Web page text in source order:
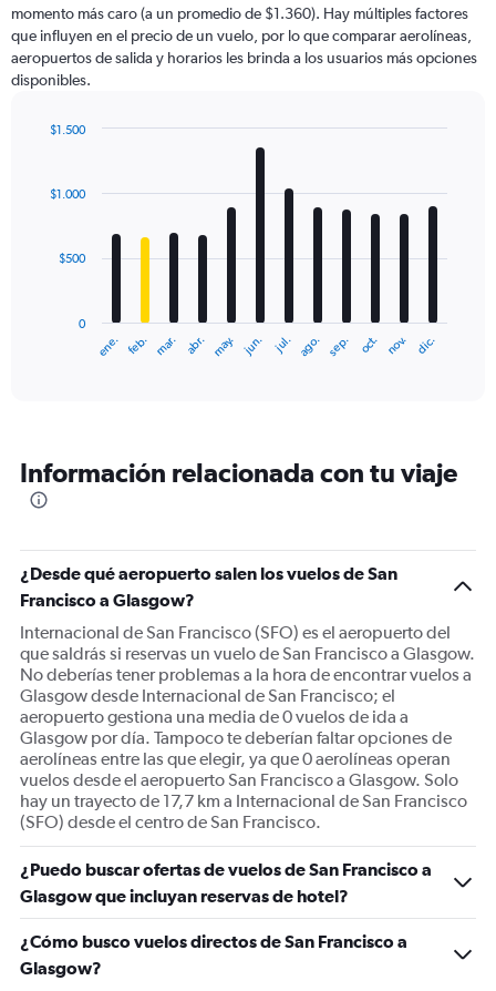
has
1
Y
axis
values.
to
momento más caro (a un promedio de $1.360). Hay múltiples factores
que influyen en el precio de un vuelo, por lo que comparar aerolíneas,
aeropuertos de salida y horarios les brinda a los usuarios más opciones
disponibles.
with
12
The
categories.
The
Y
axis
displaying
values.
Range:
0
to
1500.
ene. feb. mar. abr. may. jun. jul. ago. sep. oct. nov. dic.
0
$500
$1.000
$1.500
Información relacionada con tu viaje
¿Desde qué aeropuerto salen los vuelos de San
Francisco a Glasgow?
Internacional de San Francisco (SFO) es el aeropuerto del
que saldrás si reservas un vuelo de San Francisco a Glasgow.
No deberías tener problemas a la hora de encontrar vuelos a
Glasgow desde Internacional de San Francisco; el
aeropuerto gestiona una media de 0 vuelos de ida a
Glasgow por día. Tampoco te deberían faltar opciones de
aerolíneas entre las que elegir, ya que 0 aerolíneas operan
vuelos desde el aeropuerto San Francisco a Glasgow. Solo
hay un trayecto de 17,7 km a Internacional de San Francisco
(SFO) desde el centro de San Francisco.
¿Puedo buscar ofertas de vuelos de San Francisco a
Glasgow que incluyan reservas de hotel?
¿Cómo busco vuelos directos de San Francisco a
Glasgow?